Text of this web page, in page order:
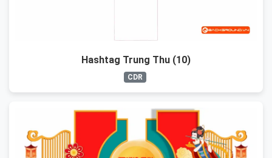
Hashtag Trung Thu (10)
CDR